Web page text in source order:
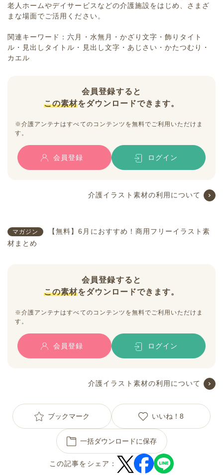
老人ホームやデイサービスなどの介護施設をはじめ、さまざ
まな場面でご活用ください。
関連キーワード：六月・水無月・かざり文字・飾りタイト
ル・見出しタイトル・見出し文字・あじさい・かたつむり・
カエル
会員登録すると
この素材をダウンロードできます。
※介護アンテナはすべてのコンテンツを無料でご利用いただけま
す。
会員登録 ログイン
介護イラスト素材の利用について
マガジン
【無料】6月におすすめ！商用フリーイラスト素
材まとめ
会員登録すると
この素材をダウンロードできます。
※介護アンテナはすべてのコンテンツを無料でご利用いただけま
す。
会員登録 ログイン
介護イラスト素材の利用について
ブックマーク いいね！ 8
一括ダウンロードに保存
この記事をシェア：